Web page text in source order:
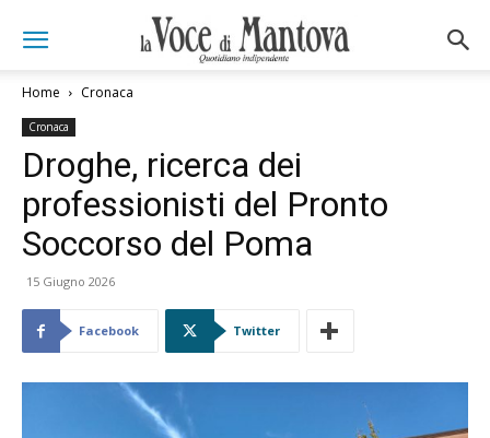
Home Cronaca
Cronaca
Droghe, ricerca dei
professionisti del Pronto
Soccorso del Poma
15 Giugno 2026
Facebook Twitter